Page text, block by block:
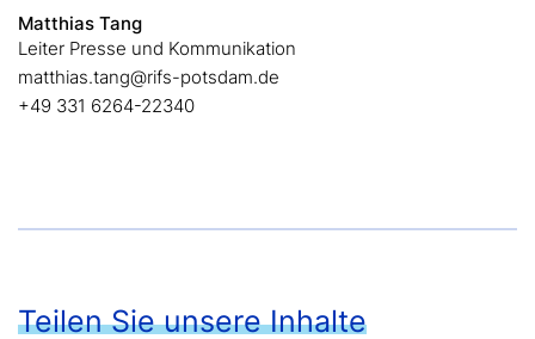
Matthias Tang
Leiter Presse und Kommunikation
matthias.tang@rifs-potsdam.de
+49 331 6264-22340
Teilen Sie unsere Inhalte